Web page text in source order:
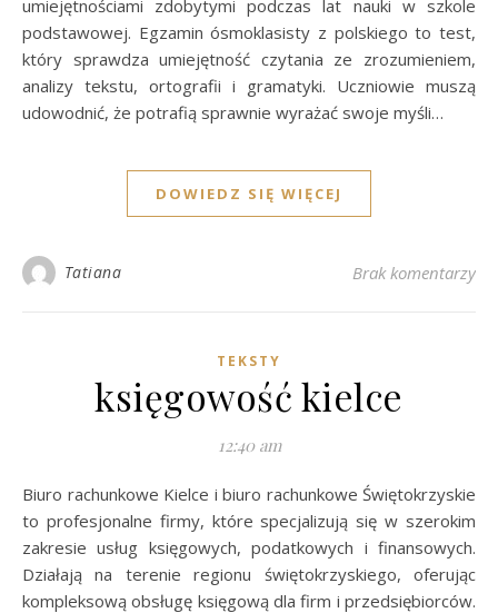
umiejętnościami zdobytymi podczas lat nauki w szkole
podstawowej. Egzamin ósmoklasisty z polskiego to test,
który sprawdza umiejętność czytania ze zrozumieniem,
analizy tekstu, ortografii i gramatyki. Uczniowie muszą
udowodnić, że potrafią sprawnie wyrażać swoje myśli…
DOWIEDZ SIĘ WIĘCEJ
Tatiana Brak komentarzy
TEKSTY
księgowość kielce
12:40 am
Biuro rachunkowe Kielce i biuro rachunkowe Świętokrzyskie
to profesjonalne firmy, które specjalizują się w szerokim
zakresie usług księgowych, podatkowych i finansowych.
Działają na terenie regionu świętokrzyskiego, oferując
kompleksową obsługę księgową dla firm i przedsiębiorców.